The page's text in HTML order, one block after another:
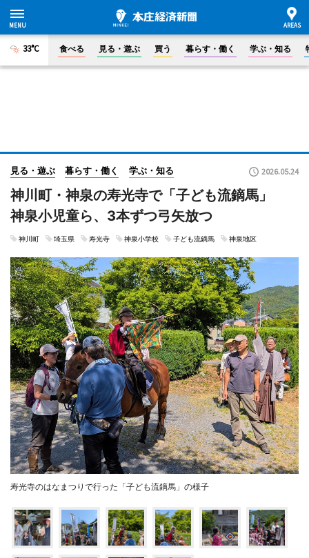
33°C 食べる 見る・遊ぶ 買う 暮らす・働く 学ぶ・知る
見る・遊ぶ 暮らす・働く 学ぶ・知る 2026.05.24
神川町・神泉の寿光寺で「子ども流鏑馬」
神泉小児童ら、3本ずつ弓矢放つ
神川町 埼玉県 寿光寺 神泉小学校 子ども流鏑馬 神泉地区
寿光寺のはなまつりで行った「子ども流鏑馬」の様子